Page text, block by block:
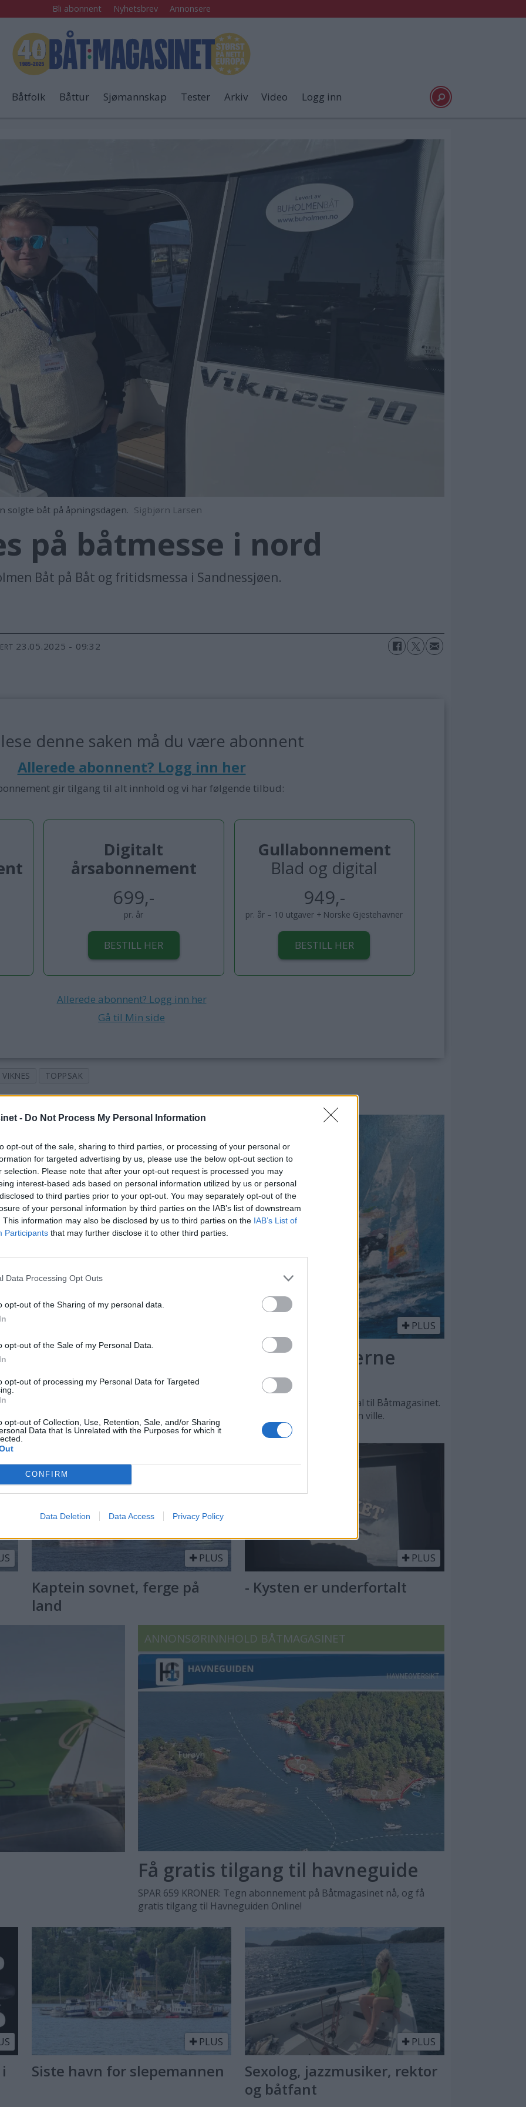
- Do Not Process My Personal Information
opt-out of the sale, sharing to third parties, or processing of your personal or
for targeted advertising by us, please use the below opt-out section to
selection. Please note that after your opt-out request is processed you may
interest-based ads based on personal information utilized by us or personal
to third parties prior to your opt-out. You may separately opt-out of the
of your personal information by third parties on the IAB’s list of downstream
This information may also be disclosed by us to third parties on the IAB’s List of
Participants that may further disclose it to other third parties.
Data Processing Opt Outs
opt-out of the Sharing of my personal data.
opt-out of the Sale of my Personal Data.
opt-out of processing my Personal Data for Targeted
opt-out of Collection, Use, Retention, Sale, and/or Sharing
Data that Is Unrelated with the Purposes for which it
CONFIRM
Data Deletion Data Access Privacy Policy
Bli abonnent Nyhetsbrev Annonsere
Båtfolk Båttur Sjømannskap Tester Arkiv Video Logg inn
solgte båt på åpningsdagen. Sigbjørn Larsen
på båtmesse i nord
Båt på Båt og fritidsmessa i Sandnessjøen.
23.05.2025 - 09:32
lese denne saken må du være abonnent
Allerede abonnent? Logg inn her
gir tilgang til alt innhold og vi har følgende tilbud:
Digitalt
årsabonnement
699,-
pr. år
BESTILL HER
Gullabonnement
Blad og digital
949,-
pr. år – 10 utgaver + Norske Gjestehavner
BESTILL HER
Allerede abonnent? Logg inn her
Gå til Min side
VIKNES TOPPSAK
på Båter i
nyheter i år. Blant
Fenix 66BR og
PLUS
Lars O. Nordal - en moderne
marinemaler
– Båter og Risør hører sammen, sier Lars O. Nordal til Båtmagasinet.
Faren rådet ham til å ta NTH, men det var male han ville.
PLUS
Kaptein sovnet, ferge på
land
PLUS
- Kysten er underfortalt
ANNONSØRINNHOLD BÅTMAGASINET
Få gratis tilgang til havneguide
SPAR 659 KRONER: Tegn abonnement på Båtmagasinet nå, og få
gratis tilgang til Havneguiden Online!
PLUS
Siste havn for slepemannen
PLUS
Sexolog, jazzmusiker, rektor
og båtfant